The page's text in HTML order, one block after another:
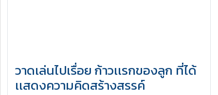
วาดเล่นไปเรื่อย ก้าวเเรกของลูก ที่ได้
เเสดงความคิดสร้างสรรค์